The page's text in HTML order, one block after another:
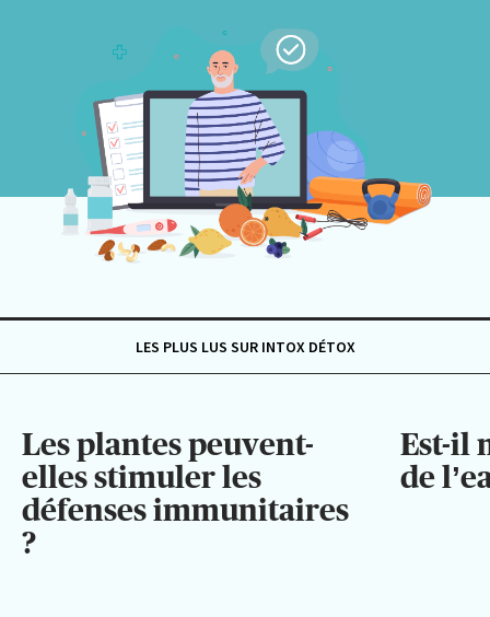
LES PLUS LUS SUR INTOX DÉTOX
Les plantes peuvent-
elles stimuler les
défenses immunitaires
?
Est-il
de